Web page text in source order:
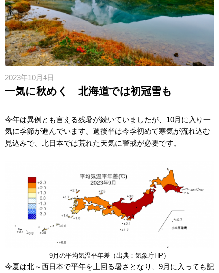
2023年10月4日
一気に秋めく 北海道では初冠雪も
今年は異例とも言える残暑が続いていましたが、10月に入り一
気に季節が進んでいます。週後半は今季初めて寒気が流れ込む
見込みで、北日本では荒れた天気に警戒が必要です。
9月の平均気温平年差（出典：気象庁HP）
今夏は北～西日本で平年を上回る暑さとなり、9月に入っても記